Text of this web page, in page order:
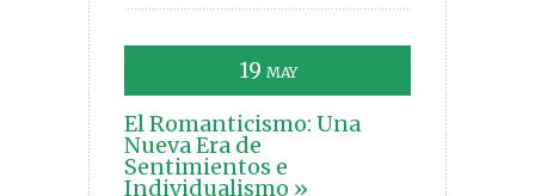
19 MAY
El Romanticismo: Una
Nueva Era de
Sentimientos e
Individualismo »